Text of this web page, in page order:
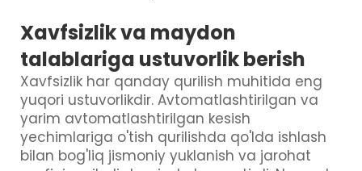
Xavfsizlik va maydon
talablariga ustuvorlik berish
Xavfsizlik har qanday qurilish muhitida eng
yuqori ustuvorlikdir. Avtomatlashtirilgan va
yarim avtomatlashtirilgan kesish
yechimlariga o'tish qurilishda qo'lda ishlash
bilan bog'liq jismoniy yuklanish va jarohat